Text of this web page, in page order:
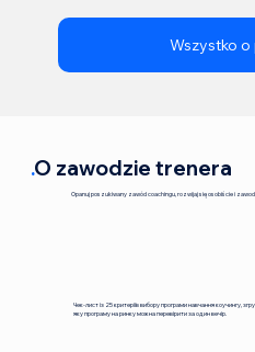
Wszystko
.O zawodzie trenera
Opanuj poszukiwany zawód coachingu, rozwijaj się osobiście i
Чек-лист із 25 критеріїв вибору програми навчання коучингу,
яку програму на ринку можна перевірити за один вечір.